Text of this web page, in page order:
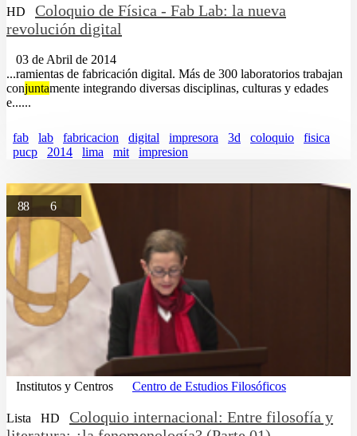
HD
Coloquio de Física - Fab Lab: la nueva
revolución digital
03 de Abril de 2014
...ramientas de fabricación digital. Más de 300 laboratorios trabajan
conjuntamente integrando diversas disciplinas, culturas y edades
e......
fab lab fabricacion digital impresora 3d coloquio
fisica
pucp
2014 lima mit impresion
88 6
Institutos y Centros Centro de Estudios Filosóficos
Lista HD
Coloquio internacional: Entre filosofía y